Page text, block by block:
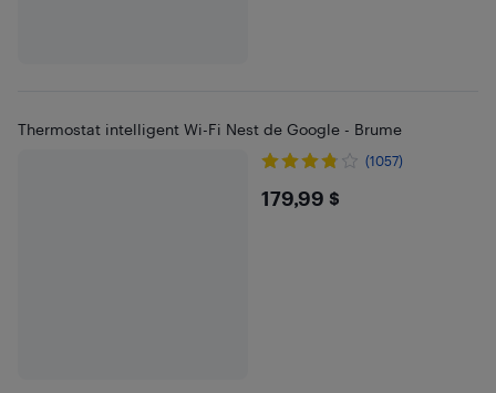
Thermostat intelligent Wi-Fi Nest de Google - Brume
(1057)
$179.99
179,99 $